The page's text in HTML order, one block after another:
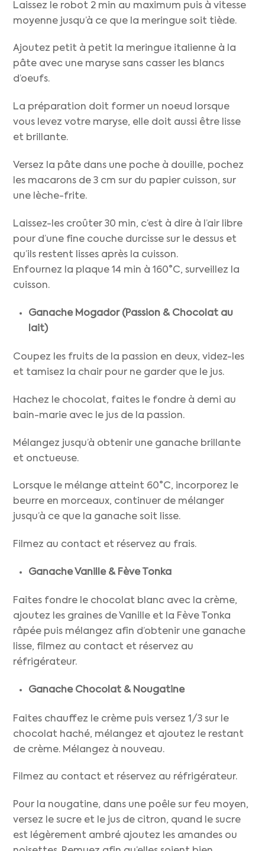
Laissez le robot 2 min au maximum puis à vitesse
moyenne jusqu’à ce que la meringue soit tiède.
Ajoutez petit à petit la meringue italienne à la
pâte avec une maryse sans casser les blancs
d’oeufs.
La préparation doit former un noeud lorsque
vous levez votre maryse, elle doit aussi être lisse
et brillante.
Versez la pâte dans une poche à douille, pochez
les macarons de 3 cm sur du papier cuisson, sur
une lèche-frite.
Laissez-les croûter 30 min, c’est à dire à l’air libre
pour d’une fine couche durcisse sur le dessus et
qu’ils restent lisses après la cuisson.
Enfournez la plaque 14 min à 160°C, surveillez la
cuisson.
Ganache Mogador (Passion & Chocolat au
lait)
Coupez les fruits de la passion en deux, videz-les
et tamisez la chair pour ne garder que le jus.
Hachez le chocolat, faites le fondre à demi au
bain-marie avec le jus de la passion.
Mélangez jusqu’à obtenir une ganache brillante
et onctueuse.
Lorsque le mélange atteint 60°C, incorporez le
beurre en morceaux, continuer de mélanger
jusqu’à ce que la ganache soit lisse.
Filmez au contact et réservez au frais.
Ganache Vanille & Fève Tonka
Faites fondre le chocolat blanc avec la crème,
ajoutez les graines de Vanille et la Fève Tonka
râpée puis mélangez afin d’obtenir une ganache
lisse, filmez au contact et réservez au
réfrigérateur.
Ganache Chocolat & Nougatine
Faites chauffez le crème puis versez 1/3 sur le
chocolat haché, mélangez et ajoutez le restant
de crème. Mélangez à nouveau.
Filmez au contact et réservez au réfrigérateur.
Pour la nougatine, dans une poêle sur feu moyen,
versez le sucre et le jus de citron, quand le sucre
est légèrement ambré ajoutez les amandes ou